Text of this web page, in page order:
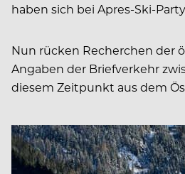
haben sich bei Apres-Ski-
Nun rücken Recherchen der
Angaben der Briefverkehr
diesem Zeitpunkt aus dem